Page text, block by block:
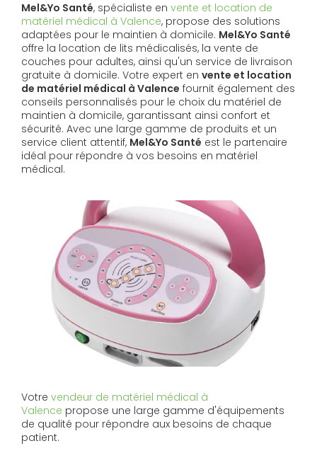
Mel&Yo Santé, spécialiste en vente et location de
matériel médical à Valence, propose des solutions
adaptées pour le maintien à domicile. Mel&Yo Santé
offre la location de lits médicalisés, la vente de
couches pour adultes, ainsi qu'un service de livraison
gratuite à domicile. Votre expert en vente et location
de matériel médical à Valence fournit également des
conseils personnalisés pour le choix du matériel de
maintien à domicile, garantissant ainsi confort et
sécurité. Avec une large gamme de produits et un
service client attentif, Mel&Yo Santé est le partenaire
idéal pour répondre à vos besoins en matériel
médical.
Votre vendeur de matériel médical à
Valence propose une large gamme d'équipements
de qualité pour répondre aux besoins de chaque
patient.